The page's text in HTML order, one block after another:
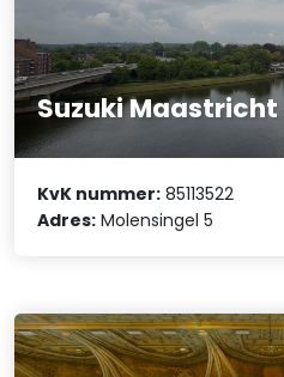
Suzuki Maastricht
KvK nummer: 85113522
Adres: Molensingel 5